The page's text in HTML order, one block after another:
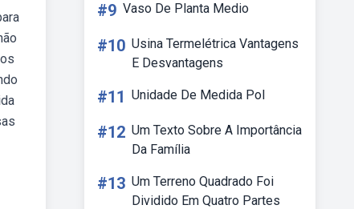
#9 Vaso De Planta Medio
#10 Usina Termelétrica Vantagens
E Desvantagens
#11 Unidade De Medida Pol
#12 Um Texto Sobre A Importância
Da Família
#13 Um Terreno Quadrado Foi
Dividido Em Quatro Partes